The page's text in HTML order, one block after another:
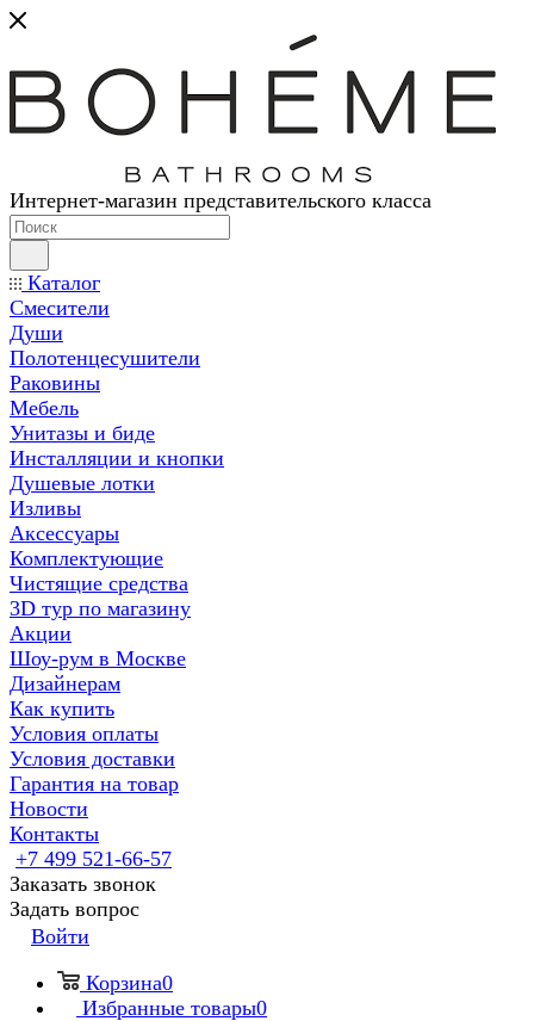
Интернет-магазин представительского класса
Каталог
Смесители
Души
Полотенцесушители
Раковины
Мебель
Унитазы и биде
Инсталляции и кнопки
Душевые лотки
Изливы
Аксессуары
Комплектующие
Чистящие средства
3D тур по магазину
Акции
Шоу-рум в Москве
Дизайнерам
Как купить
Условия оплаты
Условия доставки
Гарантия на товар
Новости
Контакты
+7 499 521-66-57
Заказать звонок
Задать вопрос
Войти
Корзина0
Избранные товары0